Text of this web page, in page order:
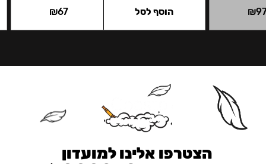
₪
₪67 הוסף לסל
הצטרפו אלינו למועדון